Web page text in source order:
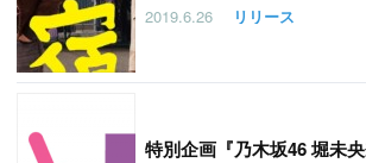
2019.6.26 リリース
特別企画『乃木坂46 堀未